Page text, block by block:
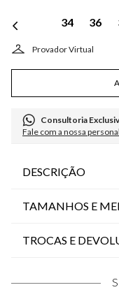
34 36
Consultoria
Fale com a nossa
DESCRIÇÃO
TAMANHOS E
TROCAS E